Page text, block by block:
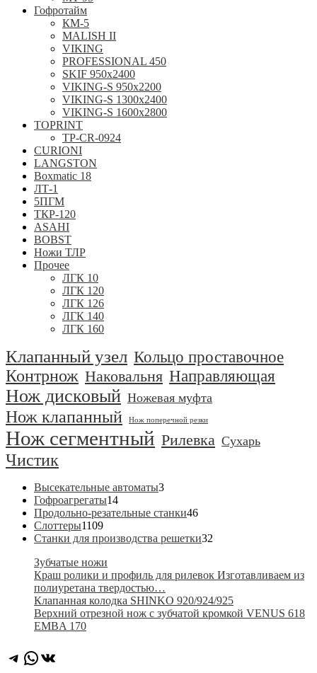
Гофротайм
КМ-5
MALISH II
VIKING
PROFESSIONAL 450
SKIF 950x2400
VIKING-S 950х2200
VIKING-S 1300x2400
VIKING-S 1600x2800
TOPRINT
TP-CR-0924
CURIONI
LANGSTON
Boxmatic 18
ЛТ-1
5ПГМ
ТКР-120
ASAHI
BOBST
Ножи ТЛР
Прочее
ЛГК 10
ЛГК 120
ЛГК 126
ЛГК 140
ЛГК 160
Клапанный узел Кольцо проставочное
Контрнож Наковальня Направляющая
Нож дисковый Ножевая муфта
Нож клапанный Нож поперечной резки
Нож сегментный Рилевка Сухарь
Чистик
Высекательные автоматы33
Гофроагрегаты1414
товаров
Продольно-резательные станки4646
Слоттеры11091109
товаров
Станки для производства решетки32
Зубчатые ножи
Краш ролики и профиль для рилевок Изготавливаем из
полиуретана твердостью…
Клапанная колодка SHINKO 920/924/925
Верхний отрезной нож с зубчатой кромкой VENUS 618
EMBA 170
Telegram
WhatsApp
ВКонтакте